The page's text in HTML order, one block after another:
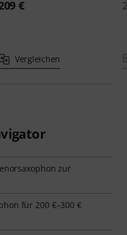
€
Vergleichen
zur
für 200 €–300 €